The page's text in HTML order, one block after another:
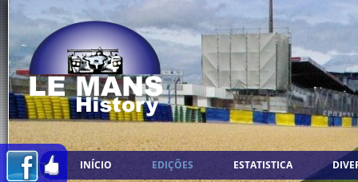
INÍCIO EDIÇÕES ESTATISTICA